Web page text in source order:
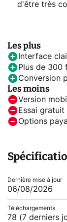
d'être très
Les plus
Interface
Plus de 300
Conversion
Les moins
Version
Essai gratuit
Options
Dernière mise à jour
06/08/2026
Téléchargements
78 (7 derniers